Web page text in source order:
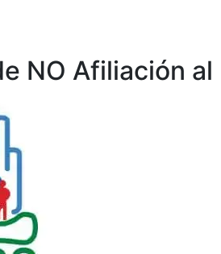
NO Afiliación al